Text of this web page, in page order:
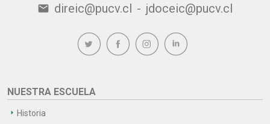
email direic@pucv.cl - jdoceic@pucv.cl
NUESTRA ESCUELA
Historia